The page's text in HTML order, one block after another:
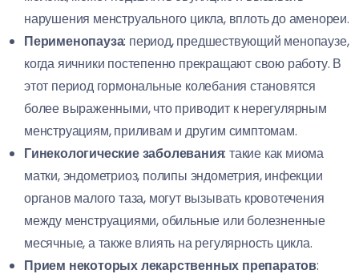
нарушения менструального цикла, вплоть до аменореи.
Перименопауза: период, предшествующий менопаузе,
когда яичники постепенно прекращают свою работу. В
этот период гормональные колебания становятся
более выраженными, что приводит к нерегулярным
менструациям, приливам и другим симптомам.
Гинекологические заболевания: такие как миома
матки, эндометриоз, полипы эндометрия, инфекции
органов малого таза, могут вызывать кровотечения
между менструациями, обильные или болезненные
месячные, а также влиять на регулярность цикла.
Прием некоторых лекарственных препаратов: